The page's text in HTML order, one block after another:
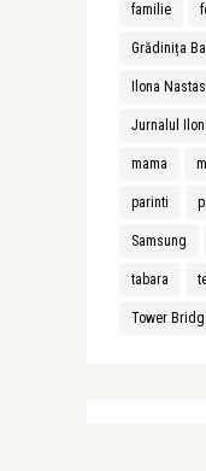
familie
Grădinița
Ilona
Jurnalul
mama
parinti
Samsung
tabara
Tower